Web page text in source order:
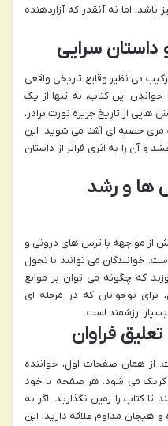
اما نه آنقدر که آزاردهنده
بی نظیر وقایع تاریخی واقعی
این کتاب، نه تنها از یک
از تاریخ جزیره نورت برادر،
مری حصبه ای آشنا می شوید. این
و آن را به اثری فراتر از داستان
ها و رشد
از مواجهه با ترس های درونی و
خوانندگان می توانند با تحول
که چگونه می توان بر موانع
نوجوانان که در مرحله ای
ارزشمند است.
از همان صفحات اول، خواننده
کریک می شود. هر صفحه با خود
تا کتاب را زمین نگذارید. اگر به
هیجان مداوم علاقه دارید، این